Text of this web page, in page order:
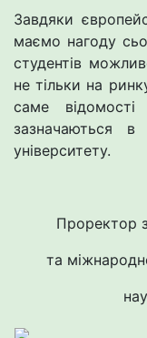
Завдяки
маємо нагоду
студентів
не тільки на
саме відомості
зазначаються
університету.
Проректор з
та